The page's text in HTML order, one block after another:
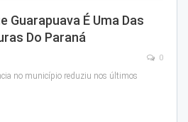
Guarapuava É Uma Das
Do Paraná
0
no município reduziu nos últimos